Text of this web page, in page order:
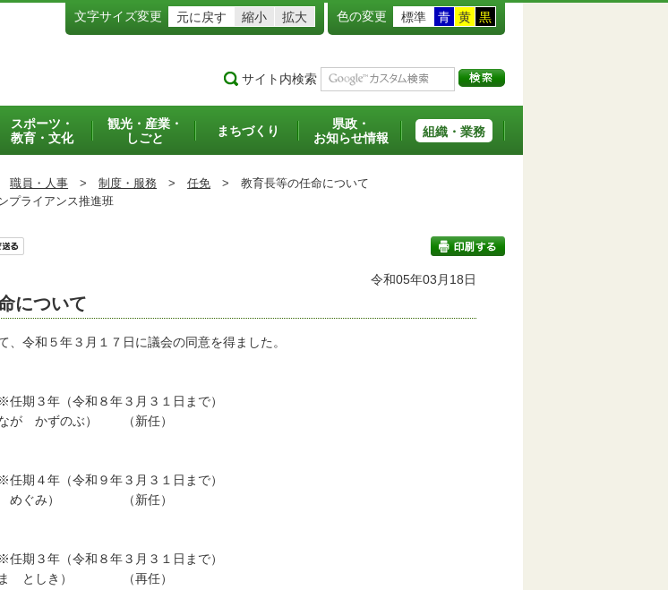
文字サイズ変更 元に戻す 縮小 拡大 色の変更 標準 青 黄 黒
サイト内検索
スポーツ・
教育・文化
観光・産業・
しごと
まちづくり
県政・
お知らせ情報
組織・業務
職員・人事 > 制度・服務 > 任免 > 教育長等の任命について
プライアンス推進班
印刷する
令和05年03月18日
について
、令和５年３月１７日に議会の同意を得ました。
期３年（令和８年３月３１日まで）
が かずのぶ） （新任）
期４年（令和９年３月３１日まで）
めぐみ） （新任）
期３年（令和８年３月３１日まで）
としき） （再任）